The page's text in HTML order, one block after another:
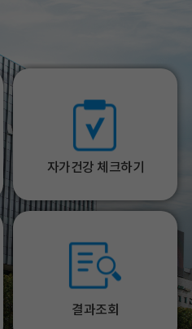
자가건강 체크하기
결과조회